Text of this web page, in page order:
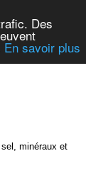
Des
En savoir plus
minéraux et